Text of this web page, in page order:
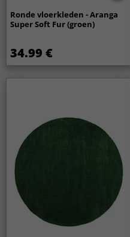
Ronde vloerkleden - Aranga
Super Soft Fur (groen)
34.99 €